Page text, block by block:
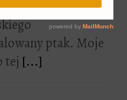
Jerzego
ptak. Moje
tej [...]